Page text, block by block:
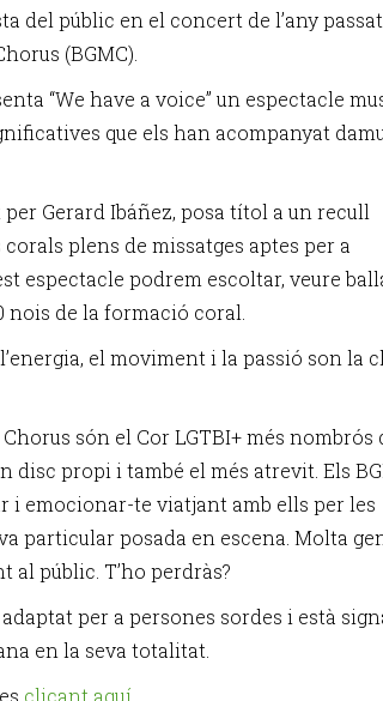
del públic en el concert de l’any
(BGMC).
“We have a voice” un espectacle
que els han acompanyat
per Gerard Ibáñez, posa títol a un recull
plens de missatges aptes per a
espectacle podrem escoltar, veure
de la formació coral.
el moviment i la passió son la
Chorus són el Cor LGTBI+ més nombrós
disc propi i també el més atrevit. Els
i emocionar-te viatjant amb ells per les
particular posada en escena. Molta
al públic. T’ho perdràs?
per a persones sordes i està
en la seva totalitat.
clicant aquí.